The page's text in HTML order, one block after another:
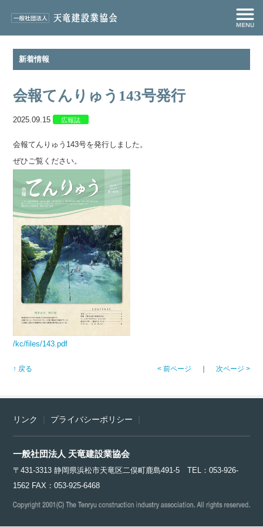
新着情報
会報てんりゅう143号発行
2025.09.15 広報誌
会報てんりゅう143号を発行しました。
ぜひご覧ください。
/kc/files/143.pdf
↑ 戻る 次ページ >
< 前ページ
リンク プライバシーポリシー
一般社団法人 天竜建設業協会
〒431-3313 静岡県浜松市天竜区二俣町鹿島491-5 TEL：053-926-
1562 FAX：053-925-6468